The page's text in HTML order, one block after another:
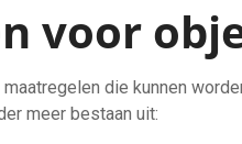
voor
die kunnen
meer bestaan uit: